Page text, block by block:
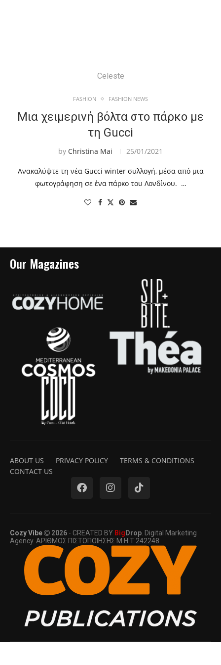
Celeste
FASHION FASHION NEWS
Μια χειμερινή βόλτα στο πάρκο με
τη Gucci
by Christina Mai 25/01/2021
Ανακαλύψτε τη νέα Gucci winter συλλογή, μέσα από μια
φωτογράφηση σε ένα πάρκο του Λονδίνου. …
Our Magazines
ABOUT US PRIVACY POLICY
TERMS & CONDITIONS
CONTACT US
Cozy Vibe 2026 - CREATED BY Big Drop . Digital Marketing
Agency. ΑΡΙΘΜΟΣ ΠΙΣΤΟΠΟΙΗΣΗΣ Μ.Η.Τ 242248